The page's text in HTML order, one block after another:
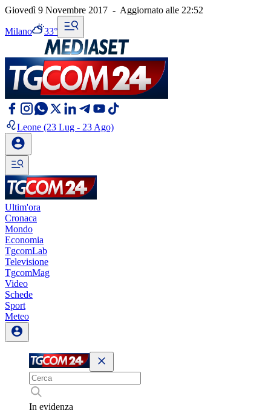
Giovedì 9 Novembre 2017 - Aggiornato alle 22:52
Milano 33°
Leone (23 Lug - 23 Ago)
Ultim'ora
Cronaca
Mondo
Economia
TgcomLab
Televisione
TgcomMag
Video
Schede
Sport
Meteo
In evidenza